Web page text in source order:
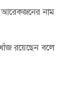
আরেকজনের নাম
রয়েছেন বলে